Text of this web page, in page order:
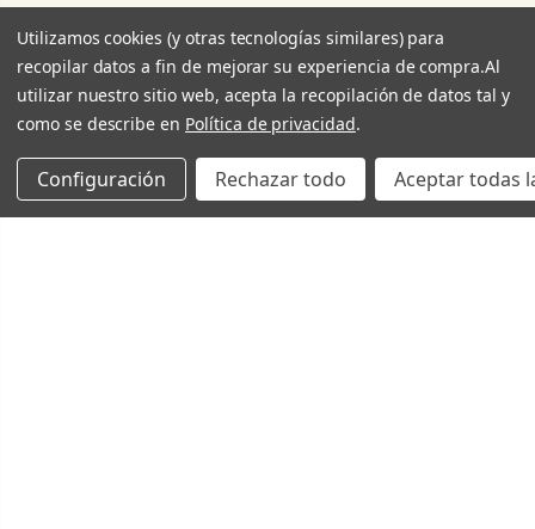
Utilizamos cookies (y otras tecnologías similares) para
recopilar datos a fin de mejorar su experiencia de compra.Al
utilizar nuestro sitio web, acepta la recopilación de datos tal y
como se describe en Política de privacidad.
Configuración Rechazar todo Aceptar todas